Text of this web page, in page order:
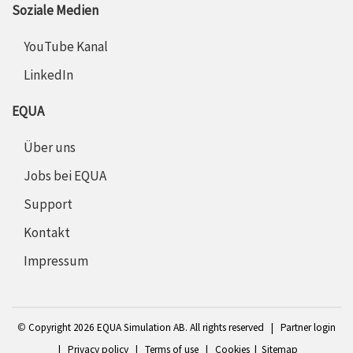
Soziale Medien
YouTube Kanal
LinkedIn
EQUA
Über uns
Jobs bei EQUA
Support
Kontakt
Impressum
© Copyright 2026 EQUA Simulation AB. All rights reserved | Partner login
| Privacy policy| Terms of use| Cookies| Sitemap